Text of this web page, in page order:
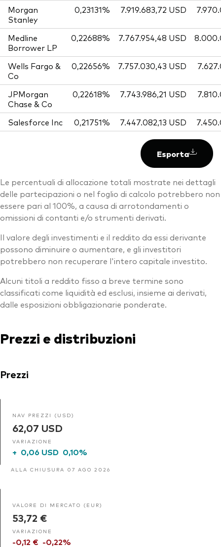
Morgan
Stanley
0,23131% 7.919.683,72 USD
Medline
Borrower LP
0,22688% 7.767.954,48 USD
Wells Fargo &
Co
0,22656% 7.757.030,43 USD
JPMorgan
Chase & Co
0,22618% 7.743.986,21 USD
Salesforce Inc 0,21751% 7.447.082,13 USD
Esporta
Le percentuali di allocazione totali mostrate nei dettagli
delle partecipazioni o nel foglio di calcolo potrebbero non
essere pari al 100%, a causa di arrotondamenti o
omissioni di contanti e/o strumenti derivati.
Il valore degli investimenti e il reddito da essi derivante
possono diminuire o aumentare, e gli investitori
potrebbero non recuperare l'intero capitale investito.
Alcuni titoli a reddito fisso a breve termine sono
classificati come liquidità ed esclusi, insieme ai derivati,
dalle esposizioni obbligazionarie ponderate.
Prezzi e distribuzioni
Prezzi
NAV PREZZI (USD)
62,07 USD
VARIAZIONE
+ 0,06 USD 0,10%
ALLA CHIUSURA 07 AGO 2026
VALORE DI MERCATO (EUR)
53,72 €
VARIAZIONE
-0,12 € -0,22%